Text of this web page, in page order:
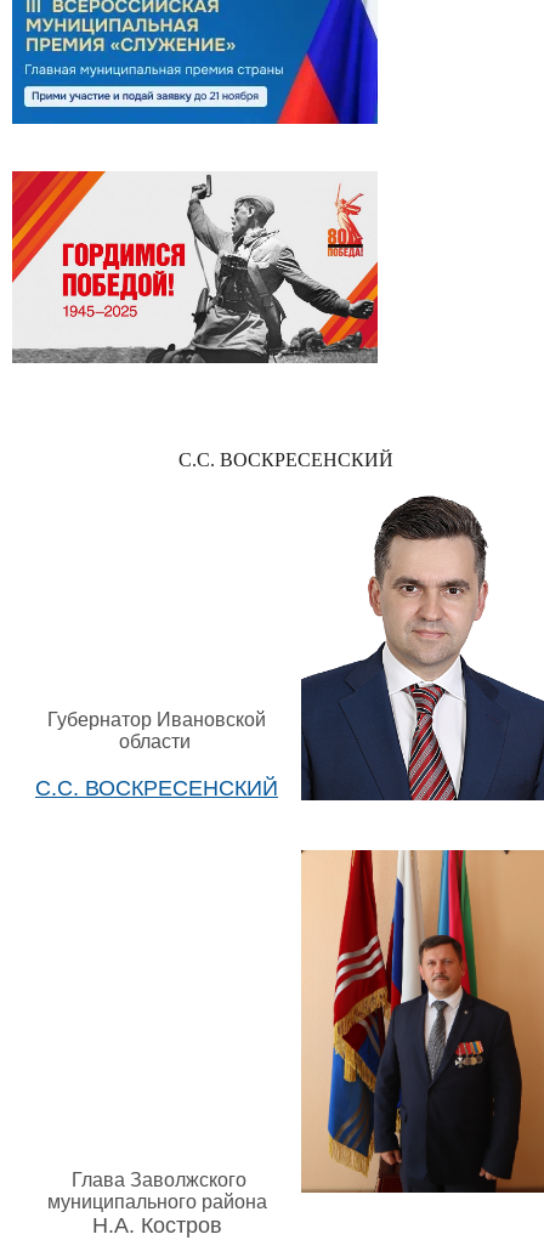
С.С. ВОСКРЕСЕНСКИЙ
Губернатор Ивановской
области
С.С. ВОСКРЕСЕНСКИЙ
Глава Заволжского
муниципального района
Н.А. Костров